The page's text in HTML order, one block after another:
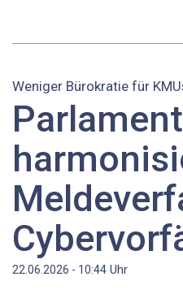
Weniger Bürokratie für
22.06.2026 - 10:44 Uhr